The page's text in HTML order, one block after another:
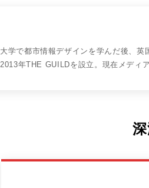
大学で都市情報デザインを学んだ後、英
2013年THE GUILDを設立。現在メディ